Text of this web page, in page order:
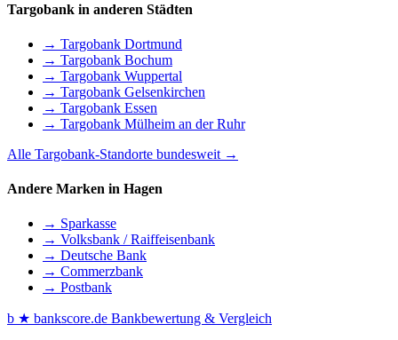
Targobank in anderen Städten
→ Targobank Dortmund
→ Targobank Bochum
→ Targobank Wuppertal
→ Targobank Gelsenkirchen
→ Targobank Essen
→ Targobank Mülheim an der Ruhr
Alle Targobank-Standorte bundesweit →
Andere Marken in Hagen
→ Sparkasse
→ Volksbank / Raiffeisenbank
→ Deutsche Bank
→ Commerzbank
→ Postbank
b ★ bankscore.de Bankbewertung & Vergleich